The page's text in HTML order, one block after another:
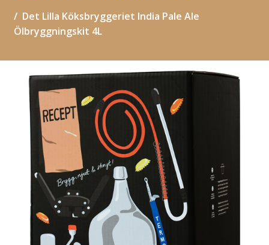
Det Lilla Köksbryggeriet India Pale Ale
Ölbryggningskit 4L